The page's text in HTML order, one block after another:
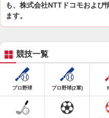
も、株式会社NTTドコモおよび
ます。
競技一覧
プロ野球 プロ野球(2軍)